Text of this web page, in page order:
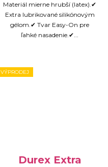
Materiál mierne hrubší (latex).✔
Extra lubrikované silikónovým
gélom.✔ Tvar Easy-On pre
ľahké nasadenie.✔...
VÝPRODEJ
Durex Extra